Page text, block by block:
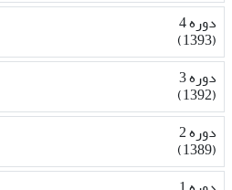
دوره 4
(1393)
دوره 3
(1392)
دوره 2
(1389)